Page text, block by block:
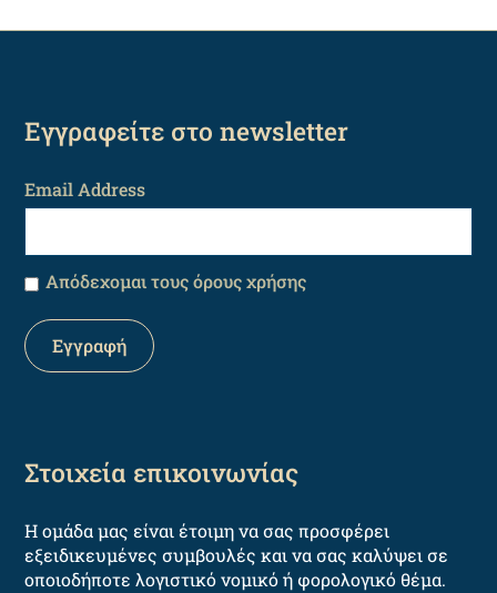
Εγγραφείτε στο newsletter
Email Address
Απόδεχομαι τους όρους χρήσης
Στοιχεία επικοινωνίας
Η ομάδα μας είναι έτοιμη να σας προσφέρει
εξειδικευμένες συμβουλές και να σας καλύψει σε
οποιοδήποτε λογιστικό νομικό ή φορολογικό θέμα.